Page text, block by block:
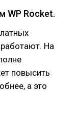
WP Rocket.
На
повысить
а это